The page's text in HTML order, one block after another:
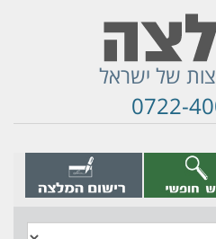
של ישראל
0722-